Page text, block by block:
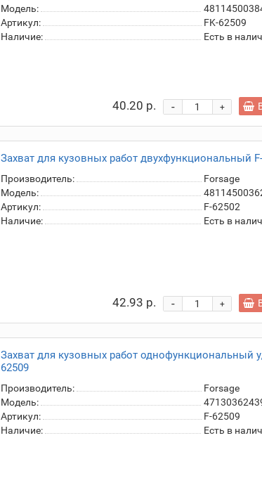
Модель:
Артикул:
FK-62509
Наличие:
Есть в
40.20 р. +
-
Захват для кузовных работ двухфункциональный
Производитель:
Forsage
Модель:
Артикул:
F-62502
Наличие:
Есть в
42.93 р. +
-
Захват для кузовных работ однофункциональный
62509
Производитель:
Forsage
Модель:
Артикул:
F-62509
Наличие:
Есть в